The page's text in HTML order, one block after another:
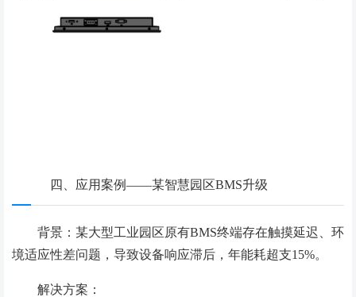
四、应用案例——某智慧园区BMS升级
背景：某大型工业园区原有BMS终端存在触摸延迟、环
境适应性差问题，导致设备响应滞后，年能耗超支15%。
解决方案：